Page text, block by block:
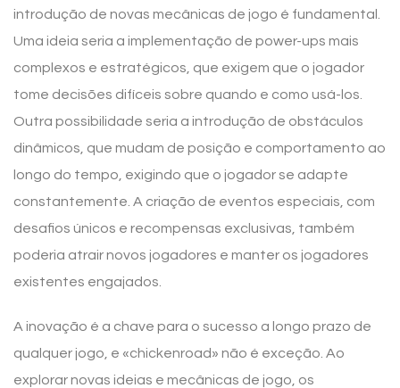
introdução de novas mecânicas de jogo é fundamental.
Uma ideia seria a implementação de power-ups mais
complexos e estratégicos, que exigem que o jogador
tome decisões difíceis sobre quando e como usá-los.
Outra possibilidade seria a introdução de obstáculos
dinâmicos, que mudam de posição e comportamento ao
longo do tempo, exigindo que o jogador se adapte
constantemente. A criação de eventos especiais, com
desafios únicos e recompensas exclusivas, também
poderia atrair novos jogadores e manter os jogadores
existentes engajados.
A inovação é a chave para o sucesso a longo prazo de
qualquer jogo, e «chickenroad» não é exceção. Ao
explorar novas ideias e mecânicas de jogo, os